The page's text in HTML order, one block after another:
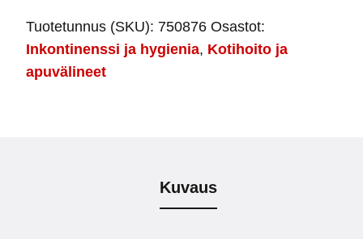
Tuotetunnus (SKU): 750876 Osastot:
Inkontinenssi ja hygienia, Kotihoito ja
apuvälineet
Kuvaus